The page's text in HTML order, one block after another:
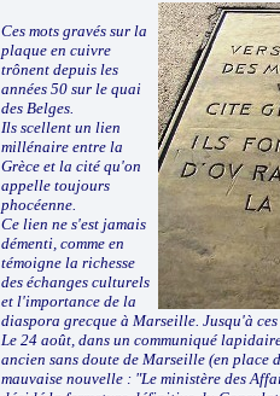
Ces mots gravés sur la
plaque en cuivre
trônent depuis les
années 50 sur le quai
des Belges.
Ils scellent un lien
millénaire entre la
Grèce et la cité qu'on
appelle toujours
phocéenne.
Ce lien ne s'est jamais
démenti, comme en
témoigne la richesse
des échanges culturels
et l'importance de la
diaspora grecque à Marseille. Jusqu'à
Le 24 août, dans un communiqué
ancien sans doute de Marseille (en place
mauvaise nouvelle : "Le ministère des